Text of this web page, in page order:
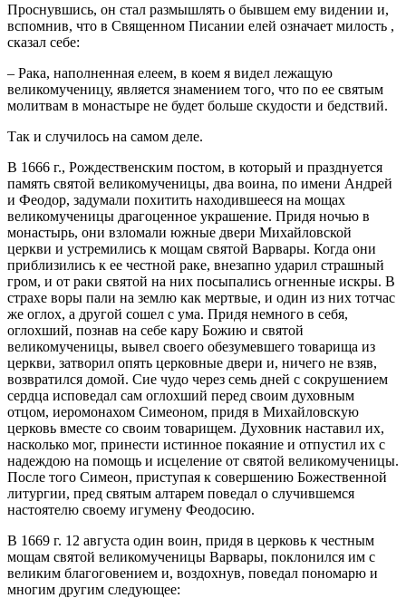
Проснувшись, он стал размышлять о бывшем ему видении и,
вспомнив, что в Священном Писании елей означает милость ,
сказал себе:
– Рака, наполненная елеем, в коем я видел лежащую
великомученицу, является знамением того, что по ее святым
молитвам в монастыре не будет больше скудости и бедствий.
Так и случилось на самом деле.
В 1666 г., Рождественским постом, в который и празднуется
память святой великомученицы, два воина, по имени Андрей
и Феодор, задумали похитить находившееся на мощах
великомученицы драгоценное украшение. Придя ночью в
монастырь, они взломали южные двери Михайловской
церкви и устремились к мощам святой Варвары. Когда они
приблизились к ее честной раке, внезапно ударил страшный
гром, и от раки святой на них посыпались огненные искры. В
страхе воры пали на землю как мертвые, и один из них тотчас
же оглох, а другой сошел с ума. Придя немного в себя,
оглохший, познав на себе кару Божию и святой
великомученицы, вывел своего обезумевшего товарища из
церкви, затворил опять церковные двери и, ничего не взяв,
возвратился домой. Сие чудо через семь дней с сокрушением
сердца исповедал сам оглохший перед своим духовным
отцом, иеромонахом Симеоном, придя в Михайловскую
церковь вместе со своим товарищем. Духовник наставил их,
насколько мог, принести истинное покаяние и отпустил их с
надеждою на помощь и исцеление от святой великомученицы.
После того Симеон, приступая к совершению Божественной
литургии, пред святым алтарем поведал о случившемся
настоятелю своему игумену Феодосию.
В 1669 г. 12 августа один воин, придя в церковь к честным
мощам святой великомученицы Варвары, поклонился им с
великим благоговением и, воздохнув, поведал пономарю и
многим другим следующее: